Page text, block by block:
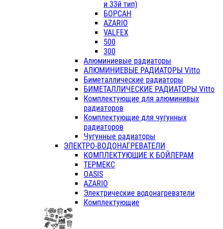
и 33й тип)
БОРСАН
AZARIO
VALFEX
500
300
Алюминиевые радиаторы
АЛЮМИНИЕВЫЕ РАДИАТОРЫ Vitto
Биметаллические радиаторы
БИМЕТАЛЛИЧЕСКИЕ РАДИАТОРЫ Vitto
Комплектующие для алюминивых
радиаторов
Комплектующие для чугунных
радиаторов
Чугунные радиаторы
ЭЛЕКТРО-ВОДОНАГРЕВАТЕЛИ
КОМПЛЕКТУЮЩИЕ К БОЙЛЕРАМ
ТЕРМЕКС
OASIS
AZARIO
Электрические водонагреватели
Комплектующие